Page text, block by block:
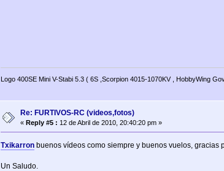
Logo 400SE Mini V-Stabi 5.3 ( 6S ,Scorpion 4015-1070KV , HobbyWing
Re: FURTIVOS-RC (videos,fotos)
«Reply #5 : 12 de Abril de 2010, 20:40:20 pm »
Txikarron buenos vídeos como siempre y buenos vuelos, gracias
Un Saludo.